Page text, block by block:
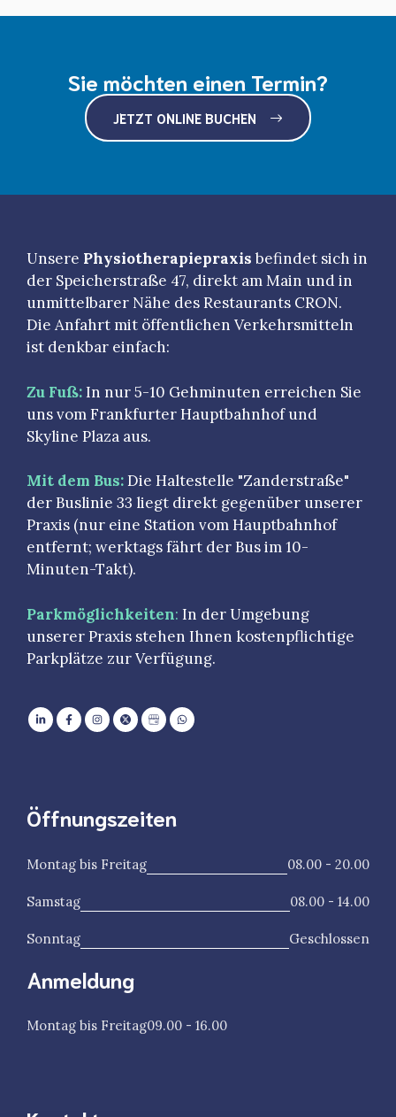
Sie möchten einen Termin?
JETZT ONLINE BUCHEN
Unsere Physiotherapiepraxis befindet sich in
der Speicherstraße 47, direkt am Main und in
unmittelbarer Nähe des Restaurants CRON.
Die Anfahrt mit öffentlichen Verkehrsmitteln
ist denkbar einfach:
Zu Fuß:In nur 5-10 Gehminuten erreichen Sie
uns vom Frankfurter Hauptbahnhof und
Skyline Plaza aus.
Mit dem Bus:Die Haltestelle "Zanderstraße"
der Buslinie 33 liegt direkt gegenüber unserer
Praxis (nur eine Station vom Hauptbahnhof
entfernt; werktags fährt der Bus im 10-
Minuten-Takt).
Parkmöglichkeiten: In der Umgebung
unserer Praxis stehen Ihnen kostenpflichtige
Parkplätze zur Verfügung.
Öffnungszeiten
Montag bis Freitag 08.00 - 20.00
Samstag 08.00 - 14.00
Sonntag Geschlossen
Anmeldung
Montag bis Freitag09.00 - 16.00